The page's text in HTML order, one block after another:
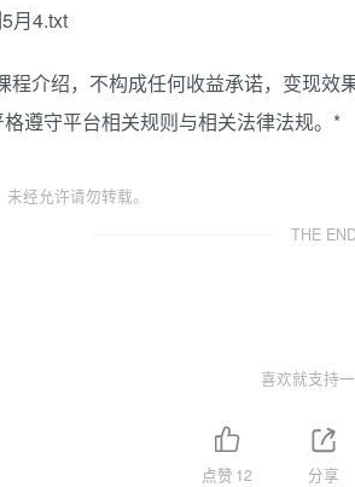
月4.txt
程介绍，不构成任何收益承诺，变现
遵守平台相关规则与相关法律法规。*
经允许请勿转载。
THE
喜欢就支持
点赞 12 分享